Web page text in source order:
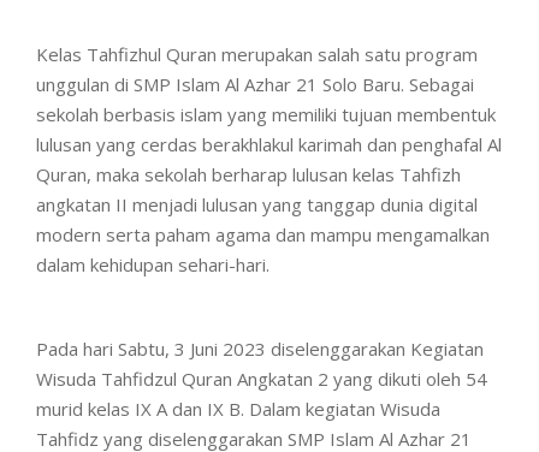
Kelas Tahfizhul Quran merupakan salah satu program
unggulan di SMP Islam Al Azhar 21 Solo Baru. Sebagai
sekolah berbasis islam yang memiliki tujuan membentuk
lulusan yang cerdas berakhlakul karimah dan penghafal Al
Quran, maka sekolah berharap lulusan kelas Tahfizh
angkatan II menjadi lulusan yang tanggap dunia digital
modern serta paham agama dan mampu mengamalkan
dalam kehidupan sehari-hari.
Pada hari Sabtu, 3 Juni 2023 diselenggarakan Kegiatan
Wisuda Tahfidzul Quran Angkatan 2 yang dikuti oleh 54
murid kelas IX A dan IX B. Dalam kegiatan Wisuda
Tahfidz yang diselenggarakan SMP Islam Al Azhar 21